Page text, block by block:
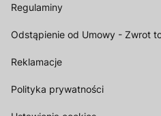
Regulaminy
Odstąpienie od Umowy - Zwrot
Reklamacje
Polityka prywatności